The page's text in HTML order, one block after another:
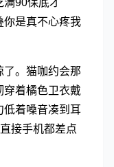
满90保底才
你是真不心疼我
了。猫咖约会那
穿着橘色卫衣戴
低着嗓音凑到耳
接手机都差点